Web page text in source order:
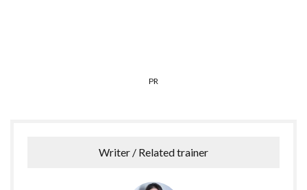
PR
Writer / Related trainer